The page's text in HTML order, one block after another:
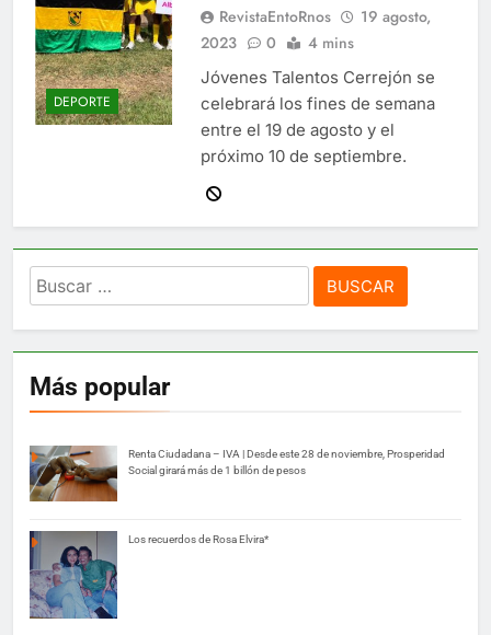
DEPORTE
RevistaEntoRnos
19 agosto,
2023
0 4 mins
Jóvenes Talentos Cerrejón se
celebrará los fines de semana
entre el 19 de agosto y el
próximo 10 de septiembre.
Buscar:
Más popular
Renta Ciudadana – IVA | Desde este 28 de noviembre, Prosperidad
Social girará más de 1 billón de pesos
Los recuerdos de Rosa Elvira*